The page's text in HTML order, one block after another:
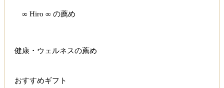
∞ Hiro ∞ の薦め
健康・ウェルネスの薦め
おすすめギフト